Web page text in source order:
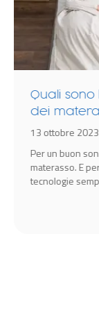
Quali
dei
Bestway?
13 ottobre 2023
Per un buon
materasso. E
tecnologie